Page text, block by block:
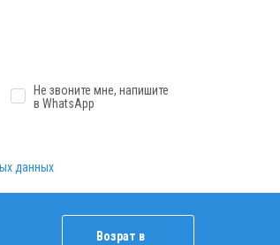
Не звоните мне, напишите
в WhatsApp
данных
Возрат в